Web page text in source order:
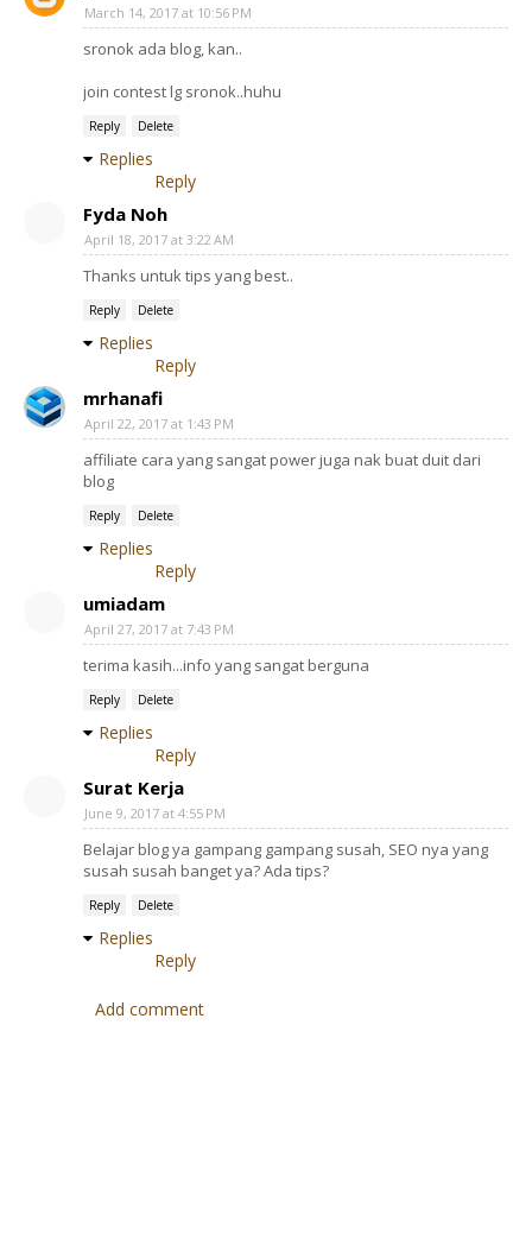
March 14, 2017 at 10:56 PM
sronok ada blog, kan..
join contest lg sronok..huhu
Reply Delete
Replies
Reply
Fyda Noh
April 18, 2017 at 3:22 AM
Thanks untuk tips yang best..
Reply Delete
Replies
Reply
mrhanafi
April 22, 2017 at 1:43 PM
affiliate cara yang sangat power juga nak buat duit dari
blog
Reply Delete
Replies
Reply
umiadam
April 27, 2017 at 7:43 PM
terima kasih...info yang sangat berguna
Reply Delete
Replies
Reply
Surat Kerja
June 9, 2017 at 4:55 PM
Belajar blog ya gampang gampang susah, SEO nya yang
susah susah banget ya? Ada tips?
Reply Delete
Replies
Reply
Add comment